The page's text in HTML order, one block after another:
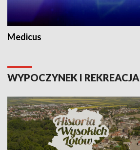
Medicus
WYPOCZYNEK I REKREACJA